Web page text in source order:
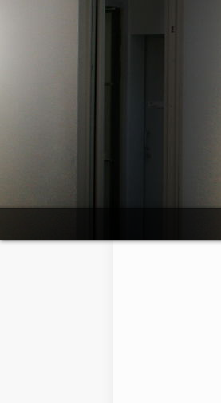
Skip to main content
MAIN MENU